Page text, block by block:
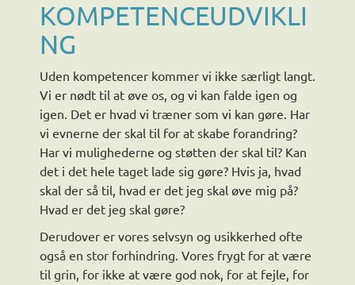
KOMPETENCEUDVIKLI
NG
Uden kompetencer kommer vi ikke særligt langt.
Vi er nødt til at øve os, og vi kan falde igen og
igen. Det er hvad vi træner som vi kan gøre. Har
vi evnerne der skal til for at skabe forandring?
Har vi mulighederne og støtten der skal til? Kan
det i det hele taget lade sig gøre? Hvis ja, hvad
skal der så til, hvad er det jeg skal øve mig på?
Hvad er det jeg skal gøre?
Derudover er vores selvsyn og usikkerhed ofte
også en stor forhindring. Vores frygt for at være
til grin, for ikke at være god nok, for at fejle, for